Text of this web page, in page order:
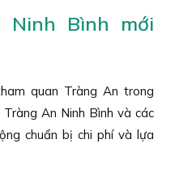
Ninh Bình mới
quan Tràng An trong
An Ninh Bình và các
chuẩn bị chi phí và lựa